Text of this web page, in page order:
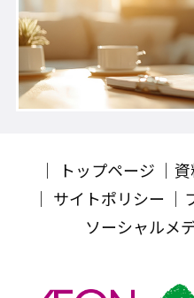
トップページ
サイトポリシー
ソーシャルメ